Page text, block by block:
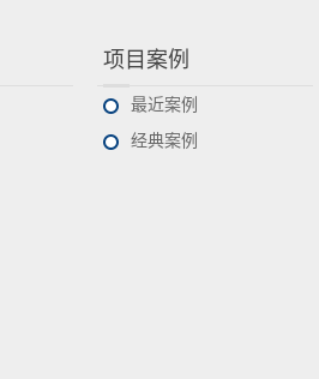
项目案例
最近案例
经典案例